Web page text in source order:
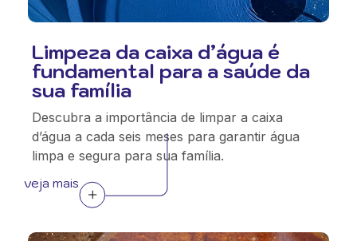
Limpeza da caixa d’água é
fundamental para a saúde da
sua família
Descubra a importância de limpar a caixa
d’água a cada seis meses para garantir água
limpa e segura para sua família.
veja mais